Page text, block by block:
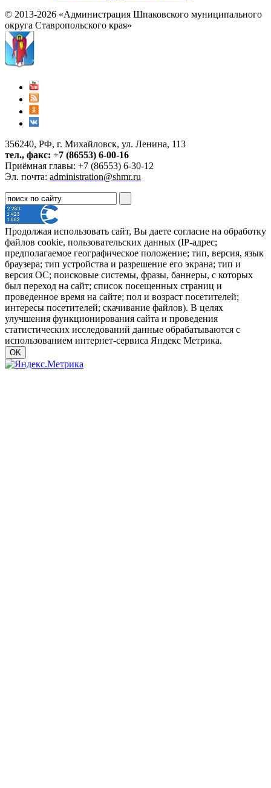
© 2013-2026 «Администрация Шпаковского муниципального
округа Ставропольского края»
356240, РФ, г. Михайловск, ул. Ленина, 113
тел., факс: +7 (86553) 6-00-16
Приёмная главы: +7 (86553) 6-30-12
Эл. почта: administration@shmr.ru
Продолжая использовать сайт, Вы даете согласие на обработку
файлов cookie, пользовательских данных (IP-адрес;
предполагаемое географическое положение; тип, версия, язык
браузера; тип устройства и разрешение его экрана; тип и
версия ОС; поисковые системы, фразы, баннеры, с которых
был переход на сайт; список посещенных страниц и
проведенное время на сайте; пол и возраст посетителей;
интересы посетителей; скачивание файлов). В целях
улучшения функционирования сайта и проведения
статистических исследований данные обрабатываются с
использованием интернет-сервиса Яндекс Метрика.
OK